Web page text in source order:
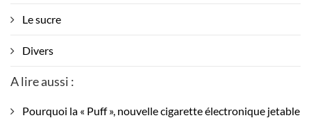
Le sucre
Divers
A lire aussi :
Pourquoi la « Puff », nouvelle cigarette électronique jetable